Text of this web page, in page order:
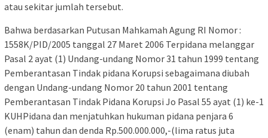
atau sekitar jumlah tersebut.
Bahwa berdasarkan Putusan Mahkamah Agung RI Nomor :
1558K/PID/2005 tanggal 27 Maret 2006 Terpidana melanggar
Pasal 2 ayat (1) Undang-undang Nomor 31 tahun 1999 tentang
Pemberantasan Tindak pidana Korupsi sebagaimana diubah
dengan Undang-undang Nomor 20 tahun 2001 tentang
Pemberantasan Tindak Pidana Korupsi Jo Pasal 55 ayat (1) ke-1
KUHPidana dan menjatuhkan hukuman pidana penjara 6
(enam) tahun dan denda Rp.500.000.000,-(lima ratus juta